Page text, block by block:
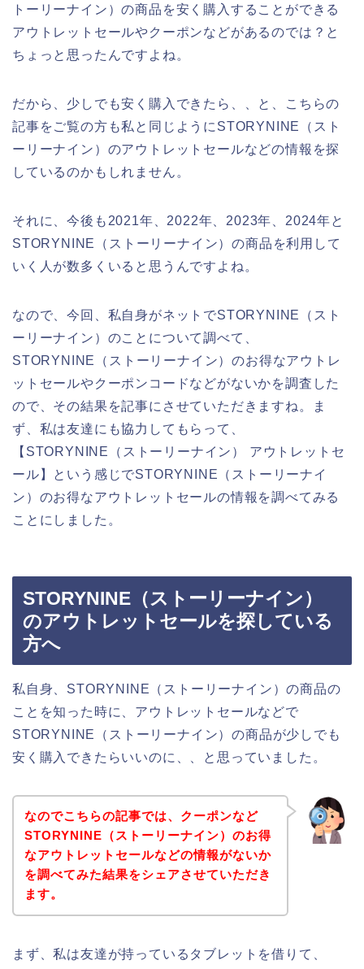
トーリーナイン）の商品を安く購入することができる
アウトレットセールやクーポンなどがあるのでは？と
ちょっと思ったんですよね。
だから、少しでも安く購入できたら、、と、こちらの
記事をご覧の方も私と同じようにSTORYNINE（スト
ーリーナイン）のアウトレットセールなどの情報を探
しているのかもしれません。
それに、今後も2021年、2022年、2023年、2024年と
STORYNINE（ストーリーナイン）の商品を利用して
いく人が数多くいると思うんですよね。
なので、今回、私自身がネットでSTORYNINE（スト
ーリーナイン）のことについて調べて、
STORYNINE（ストーリーナイン）のお得なアウトレ
ットセールやクーポンコードなどがないかを調査した
ので、その結果を記事にさせていただきますね。ま
ず、私は友達にも協力してもらって、
【STORYNINE（ストーリーナイン） アウトレットセ
ール】という感じでSTORYNINE（ストーリーナイ
ン）のお得なアウトレットセールの情報を調べてみる
ことにしました。
STORYNINE（ストーリーナイン）
のアウトレットセールを探している
方へ
私自身、STORYNINE（ストーリーナイン）の商品の
ことを知った時に、アウトレットセールなどで
STORYNINE（ストーリーナイン）の商品が少しでも
安く購入できたらいいのに、、と思っていました。
なのでこちらの記事では、クーポンなど
STORYNINE（ストーリーナイン）のお得
なアウトレットセールなどの情報がないか
を調べてみた結果をシェアさせていただき
ます。
まず、私は友達が持っているタブレットを借りて、